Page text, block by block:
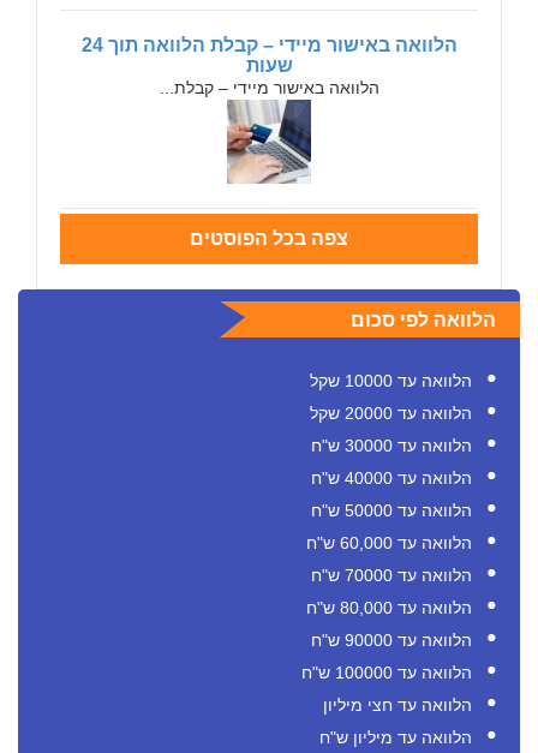
הלוואה באישור מיידי – קבלת הלוואה תוך 24
שעות
הלוואה באישור מיידי – קבלת...
צפה בכל הפוסטים
הלוואה לפי סכום
הלוואה עד 10000 שקל
הלוואה עד 20000 שקל
הלוואה עד 30000 ש"ח
הלוואה עד 40000 ש"ח
הלוואה עד 50000 ש"ח
הלוואה עד 60,000 ש"ח
הלוואה עד 70000 ש"ח
הלוואה עד 80,000 ש"ח
הלוואה עד 90000 ש"ח
הלוואה עד 100000 ש"ח
הלוואה עד חצי מיליון
הלוואה עד מיליון ש"ח